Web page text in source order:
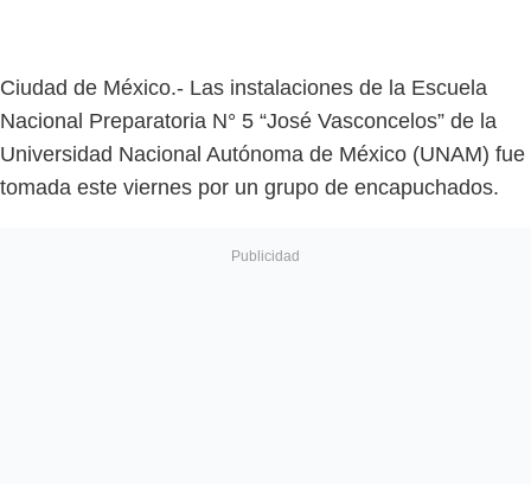
Ciudad de México.- Las instalaciones de la Escuela
Nacional Preparatoria N° 5 “José Vasconcelos” de la
Universidad Nacional Autónoma de México (UNAM) fue
tomada este viernes por un grupo de encapuchados.